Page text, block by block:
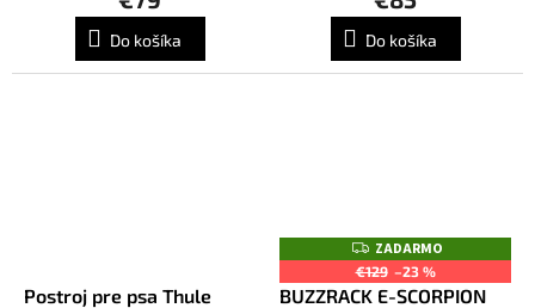
Do košíka Do košíka
Postroj pre psa Thule
Z
A
D
A
ZADARMO
€129 –23 %
BUZZRACK E-SCORPION